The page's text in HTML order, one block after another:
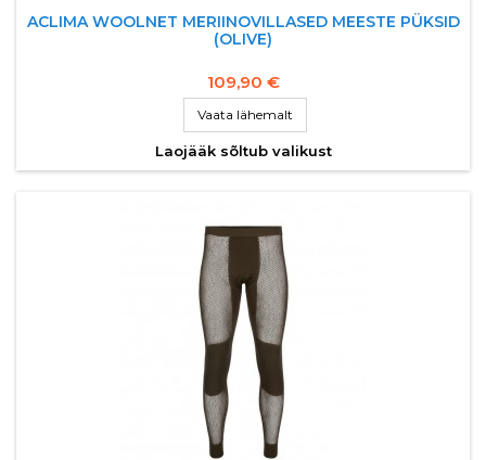
ACLIMA WOOLNET MERIINOVILLASED MEESTE PÜKSID
(OLIVE)
109,90 €
Vaata lähemalt
Laojääk sõltub valikust